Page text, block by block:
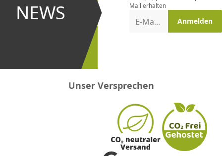
NEWS
und bei
Aktionen
Mail erhalten
E-Mail-Adresse Anmelden
Unser Versprechen